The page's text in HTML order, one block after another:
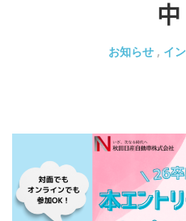
中
お知らせ
イ